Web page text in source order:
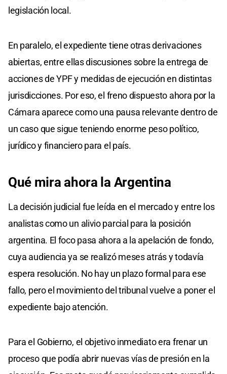
legislación local.
En paralelo, el expediente tiene otras derivaciones
abiertas, entre ellas discusiones sobre la entrega de
acciones de YPF y medidas de ejecución en distintas
jurisdicciones. Por eso, el freno dispuesto ahora por la
Cámara aparece como una pausa relevante dentro de
un caso que sigue teniendo enorme peso político,
jurídico y financiero para el país.
Qué mira ahora la Argentina
La decisión judicial fue leída en el mercado y entre los
analistas como un alivio parcial para la posición
argentina. El foco pasa ahora a la apelación de fondo,
cuya audiencia ya se realizó meses atrás y todavía
espera resolución. No hay un plazo formal para ese
fallo, pero el movimiento del tribunal vuelve a poner el
expediente bajo atención.
Para el Gobierno, el objetivo inmediato era frenar un
proceso que podía abrir nuevas vías de presión en la